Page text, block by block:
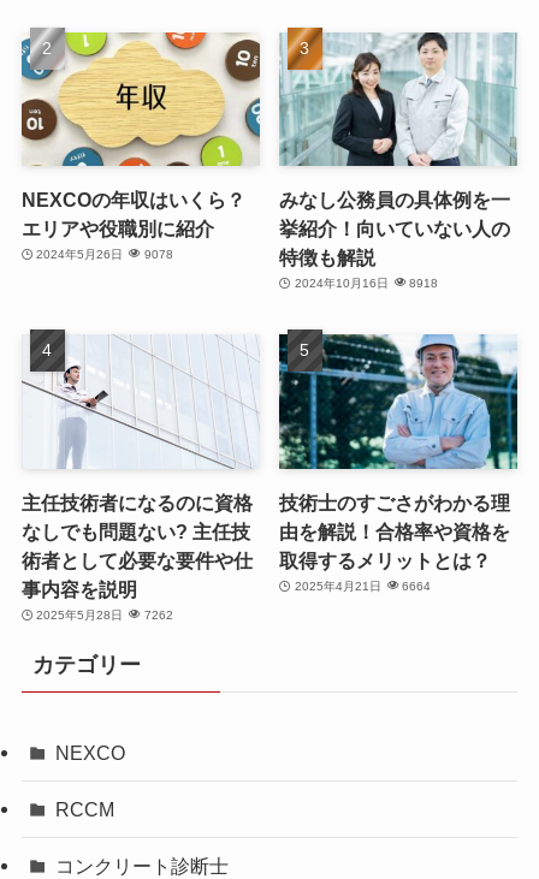
NEXCOの年収はいくら？
エリアや役職別に紹介
2024年5月26日 9078
みなし公務員の具体例を一
挙紹介！向いていない人の
特徴も解説
2024年10月16日 8918
主任技術者になるのに資格
なしでも問題ない? 主任技
術者として必要な要件や仕
事内容を説明
2025年5月28日 7262
技術士のすごさがわかる理
由を解説！合格率や資格を
取得するメリットとは？
2025年4月21日 6664
カテゴリー
NEXCO
RCCM
コンクリート診断士